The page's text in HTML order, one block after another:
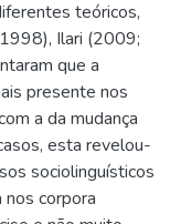
teóricos,
Ilari (2009;
que a
presente nos
a da mudança
esta revelou-
sociolinguísticos
nos corpora